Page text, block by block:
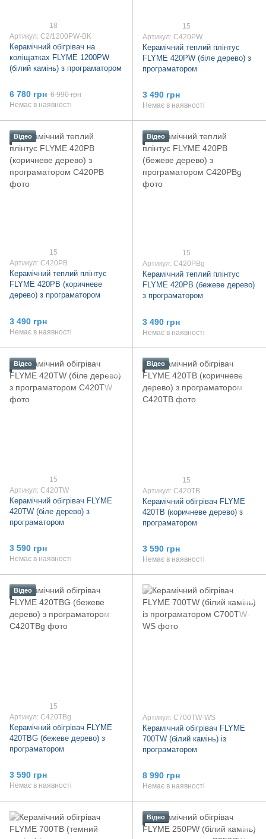
18
Артикул: C2/1200PW-BK
Керамічний обігрівач на
коліщатках FLYME 1200PW
(білий камінь) з програматором
6 780 грн 6 990 грн
Немає в наявності
15
Артикул: C420PW
Керамічний теплий плінтус
FLYME 420PW (біле дерево) з
програматором
3 490 грн
Немає в наявності
Відео
15
Артикул: C420PB
Керамічний теплий плінтус
FLYME 420PB (коричневе
дерево) з програматором
3 490 грн
Немає в наявності
Відео
15
Артикул: C420PBg
Керамічний теплий плінтус
FLYME 420PB (бежеве дерево)
з програматором
3 490 грн
Немає в наявності
Відео
15
Артикул: C420TW
Керамічний обігрівач FLYME
420TW (біле дерево) з
програматором
3 590 грн
Немає в наявності
Відео
15
Артикул: C420TB
Керамічний обігрівач FLYME
420TB (коричневе дерево) з
програматором
3 590 грн
Немає в наявності
Відео
15
Артикул: C420TBg
Керамічний обігрівач FLYME
420TBG (бежеве дерево) з
програматором
3 590 грн
Немає в наявності
Артикул: C700TW-WS
Керамічний обігрівач FLYME
700TW (білий камінь) із
програматором
8 990 грн
Немає в наявності
Відео